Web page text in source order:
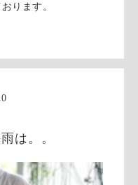
ります。
は。。